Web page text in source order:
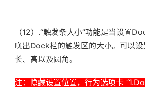
（12）.“触发条大小”功能是当设置
唤出Dock栏的触发区的大小。可以设
长、高以及圆角。
注：隐藏设置位置，行为选项卡